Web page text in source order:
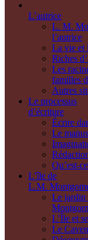
L’autrice
L. M.
l’autrice
La vie et
Riches
Les
familles
Autres
Le processus
d’écriture
Écrire
Le
Qu’est-
L’île de
L.M.
Le jardin
L’Île et
Le